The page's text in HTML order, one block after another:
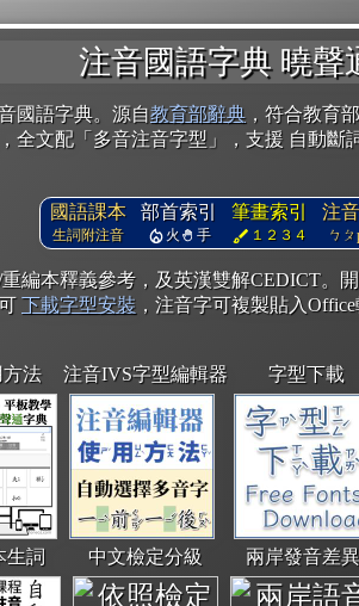
注音國語字典 曉聲
國語字典。源自教育部辭典 ，符合教育
全文配「多音注音字型」，支援 自動斷
國語課本
生詞附注音
部首索引
火 手
筆畫索引
１２３４
注
ㄅ
編本釋義參考，及英漢雙解CEDICT。
下載字型安裝 ，注音字可複製貼入
法 注音IVS字型編輯器 字型下載
生詞 中文檢定分級 兩岸發音差異